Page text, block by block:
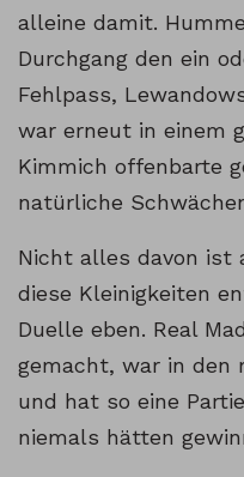
alleine damit.
Durchgang den ein
Fehlpass,
war erneut in einem
Kimmich offenbarte
natürliche
Nicht alles davon ist
diese Kleinigkeiten
Duelle eben. Real
gemacht, war in den
und hat so eine
niemals hätten